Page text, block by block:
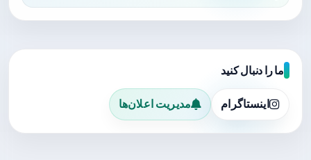
ما را دنبال کنید
اینستاگرام مدیریت اعلان‌ها